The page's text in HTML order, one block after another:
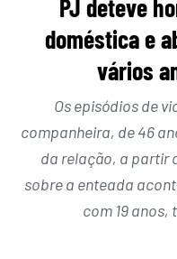
PJ deteve
doméstica e
vários
Os episódios de
companheira, de 46
da relação, a partir
sobre a enteada
com 19 anos,